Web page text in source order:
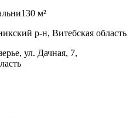
130 м²
р-н, Витебская область
ул. Дачная, 7,